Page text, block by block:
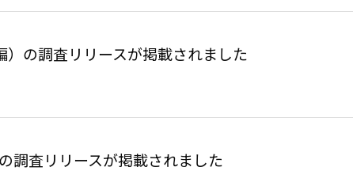
の調査リリースが掲載されました
調査リリースが掲載されました